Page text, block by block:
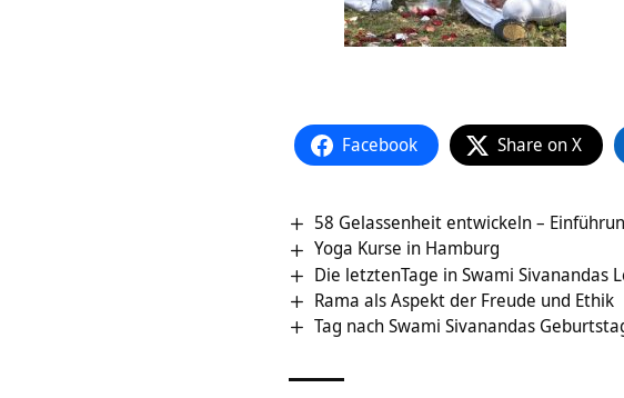
Facebook Share on X
58 Gelassenheit entwickeln –
Yoga Kurse in Hamburg
Die letztenTage in Swami Sivanandas
Rama als Aspekt der Freude und Ethik
Tag nach Swami Sivanandas